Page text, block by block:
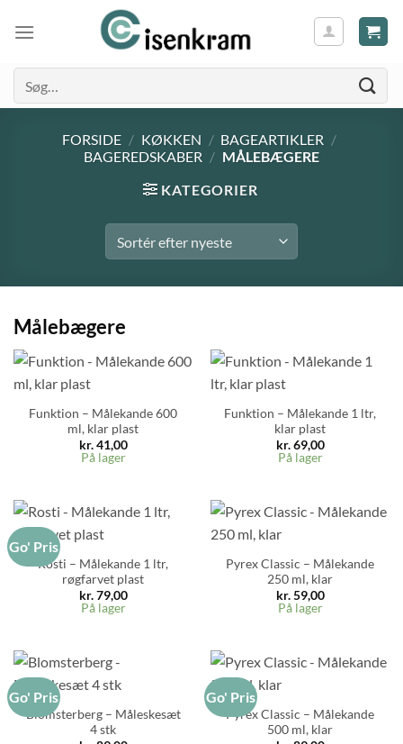
efter:
FORSIDE / KØKKEN / BAGEARTIKLER /
BAGEREDSKABER / MÅLEBÆGERE
KATEGORIER
Målebægere
Funktion – Målekande 600
ml, klar plast
kr.41,00
På lager
Funktion – Målekande 1 ltr,
klar plast
kr.69,00
På lager
Go' Pris
Rosti – Målekande 1 ltr,
røgfarvet plast
kr.79,00
På lager
Pyrex Classic – Målekande
250 ml, klar
kr.59,00
På lager
Go' Pris
Blomsterberg – Måleskesæt
4 stk
Go' Pris
Pyrex Classic – Målekande
500 ml, klar